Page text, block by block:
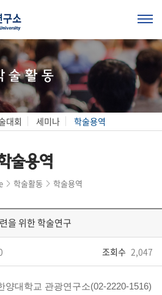
술활동
대회 세미나 학술용역
술용역
학술활동 학술용역
을 위한 학술연구
조회수 2,047
양대학교 관광연구소(02-2220-1516)